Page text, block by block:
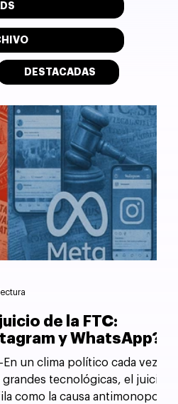
DESTACADAS
de la FTC:
y WhatsApp?
un clima político cada vez
tecnológicas, el juicio
como la causa antimonopolio